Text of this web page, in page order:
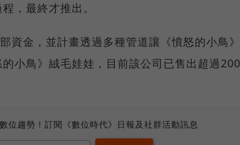
，最終才推出。
資金，並計畫透過多種管道讓《憤怒的小鳥
小鳥》絨毛娃娃，目前該公司已售出超過
位趨勢！訂閱《數位時代》日報及社群活動訊息